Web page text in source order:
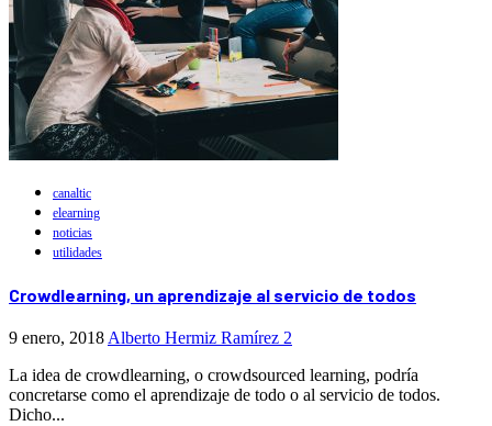
canaltic
elearning
noticias
utilidades
Crowdlearning, un aprendizaje al servicio de todos
9 enero, 2018Alberto Hermiz Ramírez 2
La idea de crowdlearning, o crowdsourced learning, podría
concretarse como el aprendizaje de todo o al servicio de todos.
Dicho...